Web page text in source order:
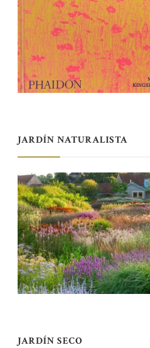
JARDÍN NATURALISTA
JARDÍN SECO